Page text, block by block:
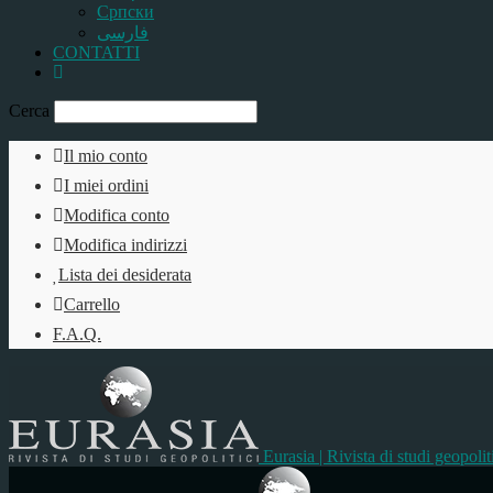
Српски
فارسی
CONTATTI
Cerca
Il mio conto
I miei ordini
Modifica conto
Modifica indirizzi
Lista dei desiderata
Carrello
F.A.Q.
Eurasia | Rivista di studi